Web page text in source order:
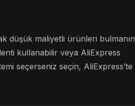
düşük maliyetli ürünleri bulmanın
kullanabilir veya AliExpress
seçerseniz seçin, AliExpress’te